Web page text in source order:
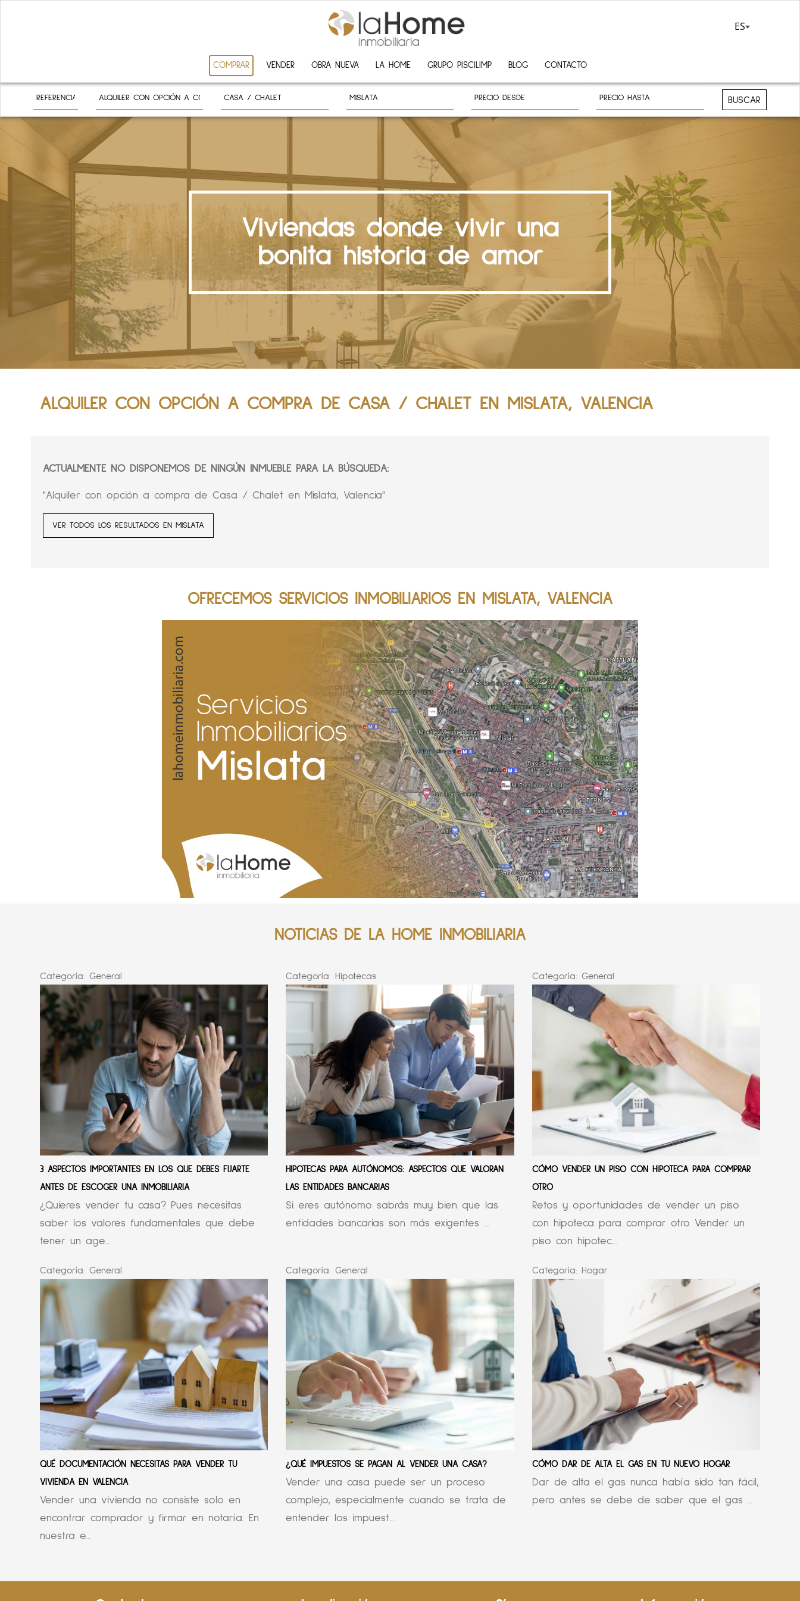
ES
COMPRAR VENDER OBRA NUEVA LA HOME GRUPO PISCILIMP BLOG CONTACTO
BUSCAR
Viviendas donde vivir una
bonita historia de amor
ALQUILER CON OPCIÓN A COMPRA DE CASA / CHALET EN MISLATA, VALENCIA
ACTUALMENTE NO DISPONEMOS DE NINGÚN INMUEBLE PARA LA BÚSQUEDA:
"Alquiler con opción a compra de Casa / Chalet en Mislata, Valencia"
VER TODOS LOS RESULTADOS EN MISLATA
OFRECEMOS SERVICIOS INMOBILIARIOS EN MISLATA, VALENCIA
NOTICIAS DE LA HOME INMOBILIARIA
Categoría: General
3 ASPECTOS IMPORTANTES EN LOS QUE DEBES FIJARTE
ANTES DE ESCOGER UNA INMOBILIARIA
¿Quieres vender tu casa? Pues necesitas
saber los valores fundamentales que debe
tener un age...
Categoría: Hipotecas
HIPOTECAS PARA AUTÓNOMOS: ASPECTOS QUE VALORAN
LAS ENTIDADES BANCARIAS
Si eres autónomo sabrás muy bien que las
entidades bancarias son más exigentes ...
Categoría: General
CÓMO VENDER UN PISO CON HIPOTECA PARA COMPRAR
OTRO
Retos y oportunidades de vender un piso
con hipoteca para comprar otro Vender un
piso con hipotec...
Categoría: General
QUÉ DOCUMENTACIÓN NECESITAS PARA VENDER TU
VIVIENDA EN VALENCIA
Vender una vivienda no consiste solo en
encontrar comprador y firmar en notaría. En
nuestra e...
Categoría:General
¿QUÉ IMPUESTOS SE PAGAN AL VENDER UNA CASA?
Vender una casa puede ser un proceso
complejo, especialmente cuando se trata de
entender los impuest...
Categoría: Hogar
CÓMO DAR DE ALTA EL GAS EN TU NUEVO HOGAR
Dar de alta el gas nunca había sido tan fácil,
pero antes se debe de saber que el gas ...